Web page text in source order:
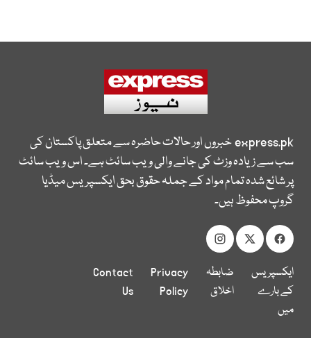
express.pkخبروں اور حالات حاضرہ سے متعلق پاکستان کی
سب سے زیادہ وزٹ کی جانے والی ویب سائٹ ہے۔ اس ویب سائٹ
پر شائع شدہ تمام مواد کے جملہ حقوق بحق ایکسپریس میڈیا
گروپ محفوظ ہیں۔
ایکسپریس
کے بارے
میں
ضابطہ
اخلاق
Privacy
Policy
Contact
Us